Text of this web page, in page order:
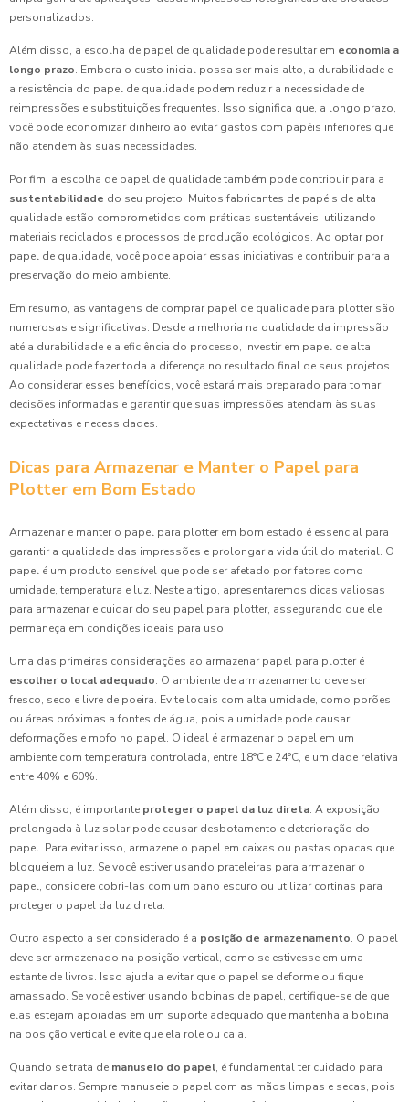
personalizados.
Além disso, a escolha de papel de qualidade pode resultar em economia a
longo prazo. Embora o custo inicial possa ser mais alto, a durabilidade e
a resistência do papel de qualidade podem reduzir a necessidade de
reimpressões e substituições frequentes. Isso significa que, a longo prazo,
você pode economizar dinheiro ao evitar gastos com papéis inferiores que
não atendem às suas necessidades.
Por fim, a escolha de papel de qualidade também pode contribuir para a
sustentabilidade do seu projeto. Muitos fabricantes de papéis de alta
qualidade estão comprometidos com práticas sustentáveis, utilizando
materiais reciclados e processos de produção ecológicos. Ao optar por
papel de qualidade, você pode apoiar essas iniciativas e contribuir para a
preservação do meio ambiente.
Em resumo, as vantagens de comprar papel de qualidade para plotter são
numerosas e significativas. Desde a melhoria na qualidade da impressão
até a durabilidade e a eficiência do processo, investir em papel de alta
qualidade pode fazer toda a diferença no resultado final de seus projetos.
Ao considerar esses benefícios, você estará mais preparado para tomar
decisões informadas e garantir que suas impressões atendam às suas
expectativas e necessidades.
Dicas para Armazenar e Manter o Papel para
Plotter em Bom Estado
Armazenar e manter o papel para plotter em bom estado é essencial para
garantir a qualidade das impressões e prolongar a vida útil do material. O
papel é um produto sensível que pode ser afetado por fatores como
umidade, temperatura e luz. Neste artigo, apresentaremos dicas valiosas
para armazenar e cuidar do seu papel para plotter, assegurando que ele
permaneça em condições ideais para uso.
Uma das primeiras considerações ao armazenar papel para plotter é
escolher o local adequado. O ambiente de armazenamento deve ser
fresco, seco e livre de poeira. Evite locais com alta umidade, como porões
ou áreas próximas a fontes de água, pois a umidade pode causar
deformações e mofo no papel. O ideal é armazenar o papel em um
ambiente com temperatura controlada, entre 18°C e 24°C, e umidade relativa
entre 40% e 60%.
Além disso, é importante proteger o papel da luz direta. A exposição
prolongada à luz solar pode causar desbotamento e deterioração do
papel. Para evitar isso, armazene o papel em caixas ou pastas opacas que
bloqueiem a luz. Se você estiver usando prateleiras para armazenar o
papel, considere cobri-las com um pano escuro ou utilizar cortinas para
proteger o papel da luz direta.
Outro aspecto a ser considerado é a posição de armazenamento. O papel
deve ser armazenado na posição vertical, como se estivesse em uma
estante de livros. Isso ajuda a evitar que o papel se deforme ou fique
amassado. Se você estiver usando bobinas de papel, certifique-se de que
elas estejam apoiadas em um suporte adequado que mantenha a bobina
na posição vertical e evite que ela role ou caia.
Quando se trata de manuseio do papel, é fundamental ter cuidado para
evitar danos. Sempre manuseie o papel com as mãos limpas e secas, pois